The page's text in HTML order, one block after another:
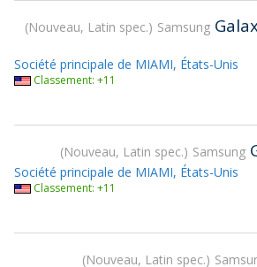
Nouveau, Latin spec. Samsung
Société principale de MIAMI, États-Unis
Classement: +11
Nouveau, Latin spec. Samsung
Société principale de MIAMI, États-Unis
Classement: +11
Nouveau, Latin spec.